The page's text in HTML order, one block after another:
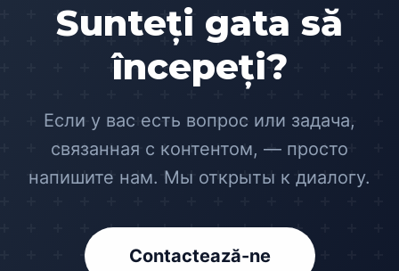
Sunteți gata să
începeți?
Если у вас есть вопрос или задача,
связанная с контентом, — просто
напишите нам. Мы открыты к диалогу.
Contactează-ne